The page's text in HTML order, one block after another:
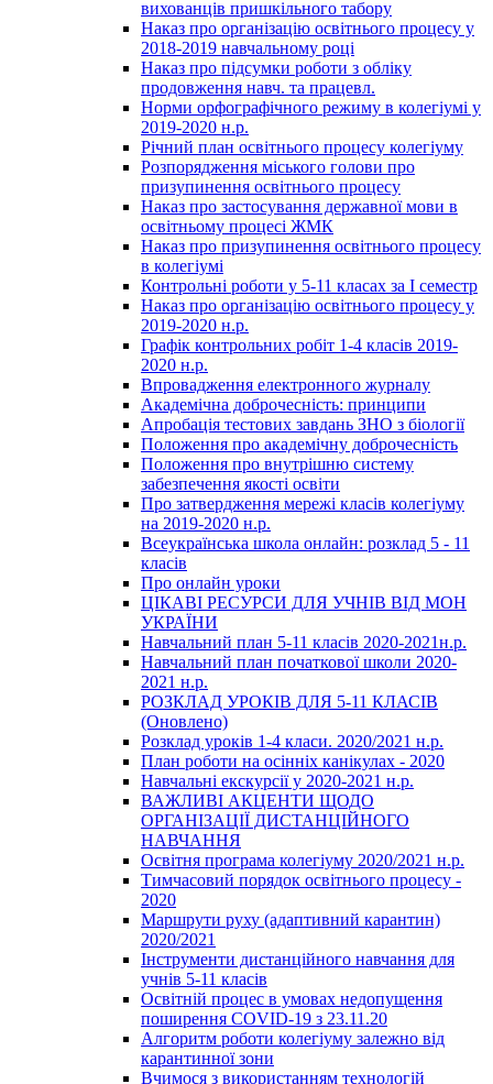
вихованців пришкільного табору
Наказ про організацію освітнього процесу у
2018-2019 навчальному році
Наказ про підсумки роботи з обліку
продовження навч. та працевл.
Норми орфографічного режиму в колегіумі у
2019-2020 н.р.
Річний план освітнього процесу колегіуму
Розпорядження міського голови про
призупинення освітнього процесу
Наказ про застосування державної мови в
освітньому процесі ЖМК
Наказ про призупинення освітнього процесу
в колегіумі
Контрольні роботи у 5-11 класах за І семестр
Наказ про організацію освітнього процесу у
2019-2020 н.р.
Графік контрольних робіт 1-4 класів 2019-
2020 н.р.
Впровадження електронного журналу
Академічна доброчесність: принципи
Апробація тестових завдань ЗНО з біології
Положення про академічну доброчесність
Положення про внутрішню систему
забезпечення якості освіти
Про затвердження мережі класів колегіуму
на 2019-2020 н.р.
Всеукраїнська школа онлайн: розклад 5 - 11
класів
Про онлайн уроки
ЦІКАВІ РЕСУРСИ ДЛЯ УЧНІВ ВІД МОН
УКРАЇНИ
Навчальний план 5-11 класів 2020-2021н.р.
Навчальний план початкової школи 2020-
2021 н.р.
РОЗКЛАД УРОКІВ ДЛЯ 5-11 КЛАСІВ
(Оновлено)
Розклад уроків 1-4 класи. 2020/2021 н.р.
План роботи на осінніх канікулах - 2020
Навчальні екскурсії у 2020-2021 н.р.
ВАЖЛИВІ АКЦЕНТИ ЩОДО
ОРГАНІЗАЦІЇ ДИСТАНЦІЙНОГО
НАВЧАННЯ
Освітня програма колегіуму 2020/2021 н.р.
Тимчасовий порядок освітнього процесу -
2020
Маршрути руху (адаптивний карантин)
2020/2021
Інструменти дистанційного навчання для
учнів 5-11 класів
Освітній процес в умовах недопущення
поширення COVID-19 з 23.11.20
Алгоритм роботи колегіуму залежно від
карантинної зони
Вчимося з використанням технологій